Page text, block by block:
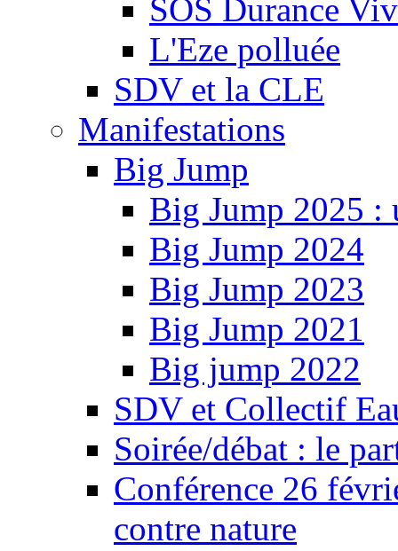
SOS Durance
L'Eze polluée
SDV et la CLE
Manifestations
Big Jump
Big Jump 2025 :
Big Jump 2024
Big Jump 2023
Big Jump 2021
Big jump 2022
SDV et Collectif
Soirée/débat : le
Conférence 26
contre nature